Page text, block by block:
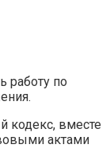
работу по
кодекс, вместе
актами